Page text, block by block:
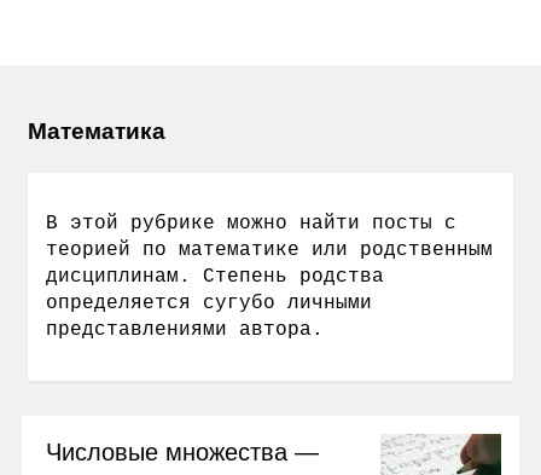
Математика
В этой рубрике можно найти посты с
теорией по математике или родственным
дисциплинам. Степень родства
определяется сугубо личными
представлениями автора.
Числовые множества —